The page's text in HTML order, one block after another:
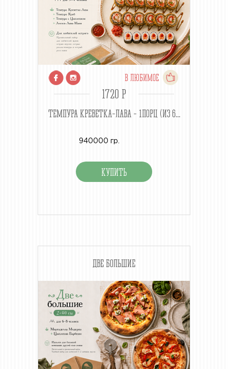
В ЛЮБИМОЕ
1720 P
ТЕМПУРА КРЕВЕТКА-ЛАВА - 1ПОРЦ (ИЗ 6...
940000 гр.
ДВЕ БОЛЬШИЕ